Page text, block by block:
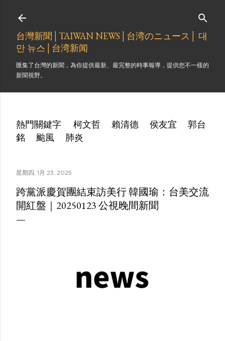
台灣新聞│TAIWAN NEWS│台湾のニュース│ 대
만 뉴스│台湾新闻
匯集了台灣的新聞，為你提供最新、最完整的時事報導，提供您不一樣的
新聞視野。
熱門關鍵字 柯文哲 賴清德 侯友宜
郭台
銘
颱風 肺炎
星期四, 1月 23, 2025
跨黨派慶賀團結束訪美行 韓國瑜：台美交流
開紅盤｜20250123 公視晚間新聞